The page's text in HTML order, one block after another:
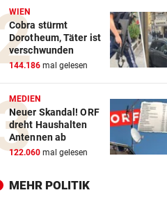
Polizisten von
mitgeschleift
EINSATZ IN WOLFURT
Traktor während der Fahrt in
Flammen aufgegangen
NIMMT SPRICHWORT ERNST
Schweizer Influencer frisst
WIEN
Cobra stürmt
Dorotheum, Täter ist
verschwunden
144.186 mal gelesen
MEDIEN
Neuer Skandal! ORF
dreht Haushalten
Antennen ab
122.060 mal gelesen
MEHR POLITIK